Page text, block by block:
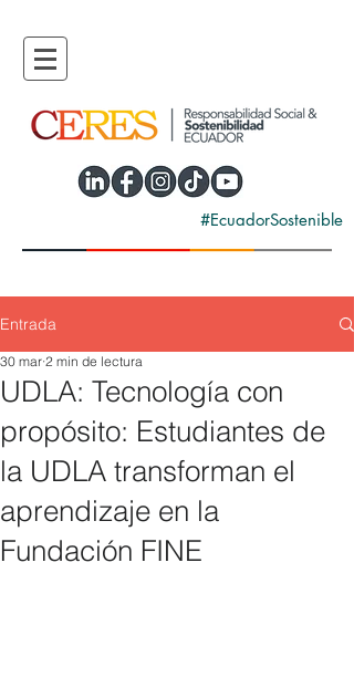
#EcuadorSostenible
Entrada
UDLA: Tecnología con
propósito: Estudiantes de
la UDLA transforman el
aprendizaje en la
Fundación FINE
30 mar 2 min de lectura